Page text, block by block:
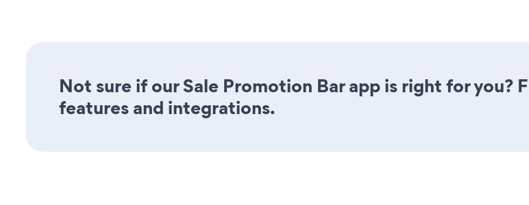
Not sure if our Sale Promotion Bar app is right for you?
features and integrations.